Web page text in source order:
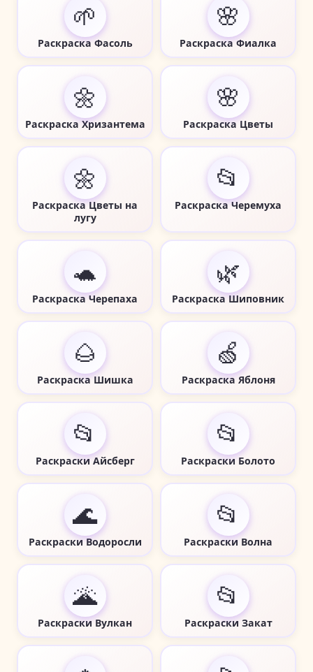
🌱
Раскраска Фасоль
🌸
Раскраска Фиалка
🌼
Раскраска Хризантема
🌸
Раскраска Цветы
🌼
Раскраска Цветы на
лугу
📂
Раскраска Черемуха
🐢
Раскраска Черепаха
🌿
Раскраска Шиповник
🌰
Раскраска Шишка
🍏
Раскраска Яблоня
📂
Раскраски Айсберг
📂
Раскраски Болото
🌊
Раскраски Водоросли
📂
Раскраски Волна
🌋
Раскраски Вулкан
📂
Раскраски Закат